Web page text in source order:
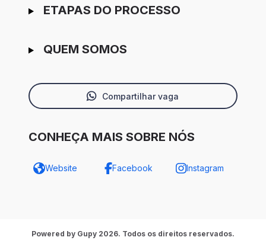
ETAPAS DO PROCESSO
QUEM SOMOS
Compartilhar vaga
CONHEÇA MAIS SOBRE NÓS
Website Facebook Instagram
Powered by Gupy 2026. Todos os direitos reservados.